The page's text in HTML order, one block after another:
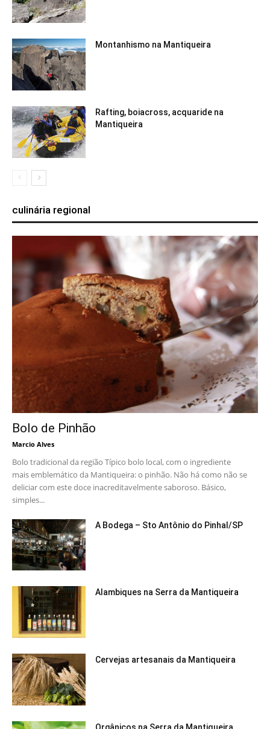
Montanhismo na Mantiqueira
Rafting, boiacross, acquaride na
Mantiqueira
culinária regional
Bolo de Pinhão
Marcio Alves
Bolo tradicional da região Típico bolo local, com o ingrediente
mais emblemático da Mantiqueira: o pinhão. Não há como não se
deliciar com este doce inacreditavelmente saboroso. Básico,
simples...
A Bodega – Sto Antônio do Pinhal/SP
Alambiques na Serra da Mantiqueira
Cervejas artesanais da Mantiqueira
Orgânicos na Serra da Mantiqueira